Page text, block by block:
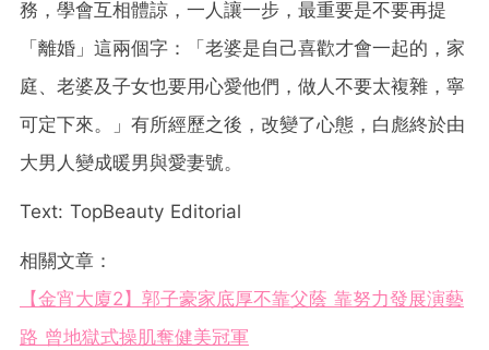
務，學會互相體諒，一人讓一步，最重要是不要再提
「離婚」這兩個字：「老婆是自己喜歡才會一起的，家
庭、老婆及子女也要用心愛他們，做人不要太複雜，寧
可定下來。」有所經歷之後，改變了心態，白彪終於由
大男人變成暖男與愛妻號。
Text: TopBeauty Editorial
相關文章：
【金宵大廈2】郭子豪家底厚不靠父蔭 靠努力發展演藝
路 曾地獄式操肌奪健美冠軍